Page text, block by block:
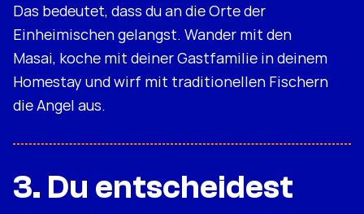
Das bedeutet, dass du an die Orte der
Einheimischen gelangst. Wander mit den
Masai, koche mit deiner Gastfamilie in deinem
Homestay und wirf mit traditionellen Fischern
die Angel aus.
3. Du entscheidest